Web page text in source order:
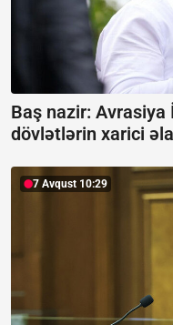
Baş nazir:
dövlətlərin xarici
7 Avqust 10:29